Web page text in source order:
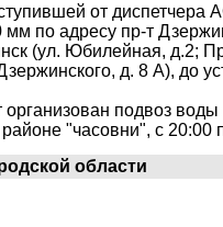
от диспетчера
по адресу пр-т
(ул. Юбилейная, д.2;
д. 8 А), до
организован подвоз
"часовни", с 20:00
области